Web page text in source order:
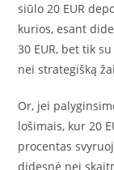
siūlo 20 EUR
kurios, esant
30 EUR, bet tik
nei strategišką
Or, jei
lošimais, kur 20
procentas
didesnė nei